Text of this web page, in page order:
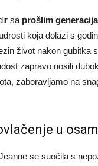
sa prošlim
koja dolazi s
život nakon gubitka
zapravo nosili
zaboravljamo na
u
se suočila s